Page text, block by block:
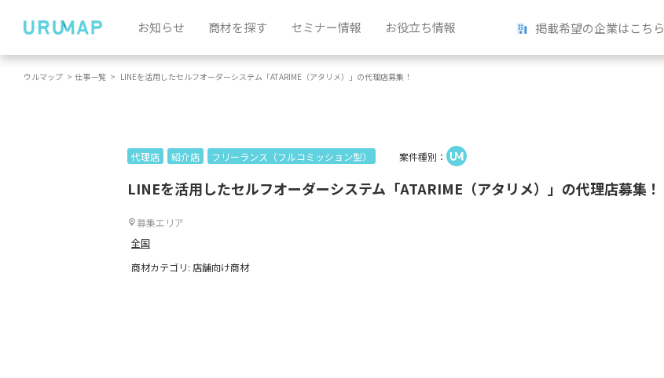
お知らせ 商材を探す セミナー情報 お役立ち情報 掲載希望の企業はこちら
ウルマップ > 仕事一覧 > LINEを活用したセルフオーダーシステム「ATARIME（アタリメ）」の代理店募集！
代理店 紹介店 フリーランス（フルコミッション型） 案件種別：
LINEを活用したセルフオーダーシステム「ATARIME（アタリメ）」の代理店募集！
募集エリア
全国
商材カテゴリ: 店舗向け商材